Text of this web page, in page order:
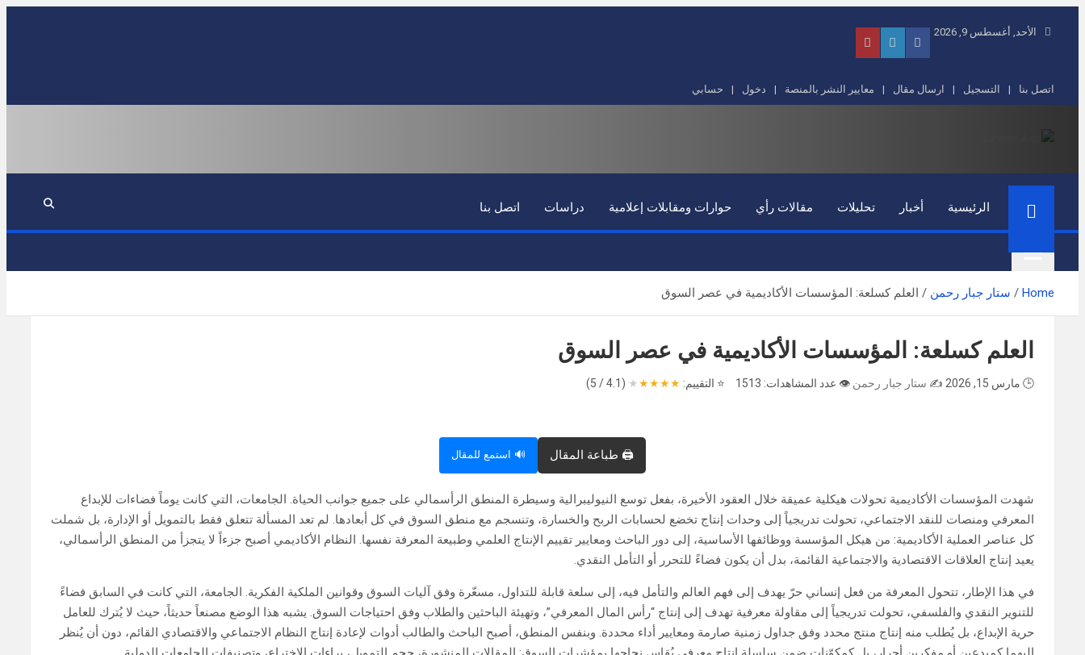
الأحد, أغسطس 9, 2026
اتصل بنا التسجيل ارسال مقال معايير النشر بالمنصة دخول حسابي
رؤى شرق أوسطية
منصة ثقافية فكرية تابعة للمركز الأوربي لدراسات الشرق الأوسط
الرئيسية أخبار تحليلات مقالات رأي حوارات ومقابلات إعلامية دراسات اتصل بنا
Home ستار جبار رحمن العلم كسلعة: المؤسسات الأكاديمية في عصر السوق
العلم كسلعة: المؤسسات الأكاديمية في عصر السوق
🕒 مارس 15, 2026 ✍️ ستار جبار رحمن 👁️ عدد المشاهدات: 1513 ⭐ التقييم: ★
★
★
★
★
(4.1 / 5)
🖨️ طباعة المقال 🔊 استمع للمقال
شهدت المؤسسات الأكاديمية تحولات هيكلية عميقة خلال العقود الأخيرة، بفعل توسع النيوليبرالية وسيطرة المنطق الرأسمالي على جميع جوانب الحياة. الجامعات، التي كانت يوماً فضاءات للإبداع
المعرفي ومنصات للنقد الاجتماعي، تحولت تدريجياً إلى وحدات إنتاج تخضع لحسابات الربح والخسارة، وتنسجم مع منطق السوق في كل أبعادها. لم تعد المسألة تتعلق فقط بالتمويل أو الإدارة، بل شملت
كل عناصر العملية الأكاديمية: من هيكل المؤسسة ووظائفها الأساسية، إلى دور الباحث ومعايير تقييم الإنتاج العلمي وطبيعة المعرفة نفسها. النظام الأكاديمي أصبح جزءاً لا يتجزأ من المنطق الرأسمالي،
يعيد إنتاج العلاقات الاقتصادية والاجتماعية القائمة، بدل أن يكون فضاءً للتحرر أو التأمل النقدي.
في هذا الإطار، تتحول المعرفة من فعل إنساني حرّ يهدف إلى فهم العالم والتأمل فيه، إلى سلعة قابلة للتداول، مسعّرة وفق آليات السوق وقوانين الملكية الفكرية. الجامعة، التي كانت في السابق فضاءً
للتنوير النقدي والفلسفي، تحولت تدريجياً إلى مقاولة معرفية تهدف إلى إنتاج “رأس المال المعرفي”، وتهيئة الباحثين والطلاب وفق احتياجات السوق. يشبه هذا الوضع مصنعاً حديثاً، حيث لا يُترك للعامل
حرية الإبداع، بل يُطلب منه إنتاج منتج محدد وفق جداول زمنية صارمة ومعايير أداء محددة. وبنفس المنطق، أصبح الباحث والطالب أدوات لإعادة إنتاج النظام الاجتماعي والاقتصادي القائم، دون أن يُنظر